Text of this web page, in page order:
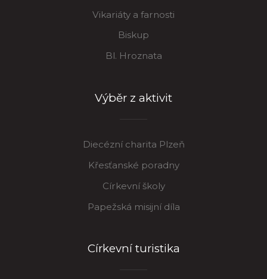
Vikariáty a farnosti
Biskup
Bl. Hroznata
Výběr z aktivit
Diecézní charita Plzeň
Křesťanské poradny
Církevní školy
Papežská misijní díla
Církevní turistika